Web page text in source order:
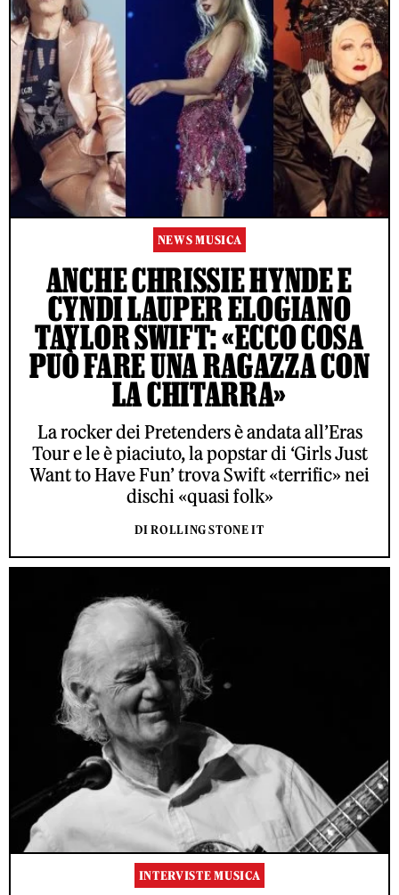
NEWS MUSICA
ANCHE CHRISSIE HYNDE E
CYNDI LAUPER ELOGIANO
TAYLOR SWIFT: «ECCO COSA
PUÒ FARE UNA RAGAZZA CON
LA CHITARRA»
La rocker dei Pretenders è andata all’Eras
Tour e le è piaciuto, la popstar di ‘Girls Just
Want to Have Fun’ trova Swift «terrific» nei
dischi «quasi folk»
DI ROLLING STONE IT
INTERVISTE MUSICA